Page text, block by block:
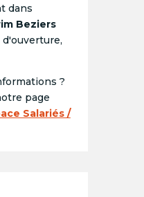
dans
Beziers
?
page
Salariés /